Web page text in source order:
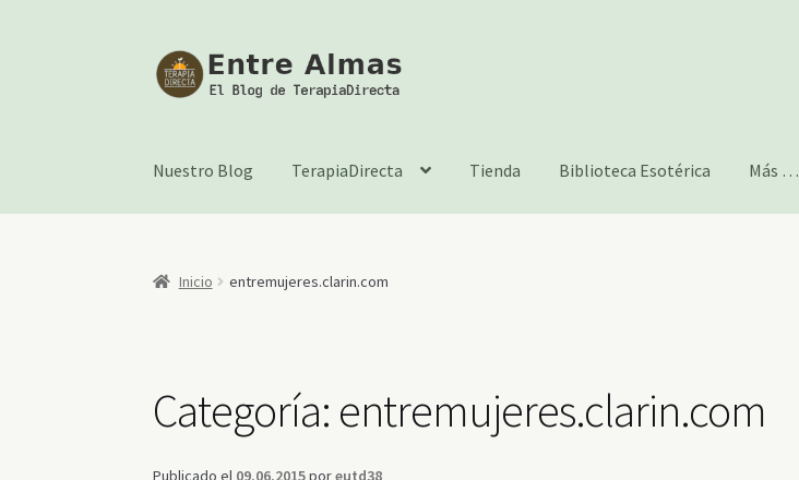
Ir
a
Ir
al
Nuestro Blog TerapiaDirecta Tienda Biblioteca Esotérica Más …
Inicio entremujeres.clarin.com
Categoría: entremujeres.clarin.com
Publicado el 09.06.2015poreutd38